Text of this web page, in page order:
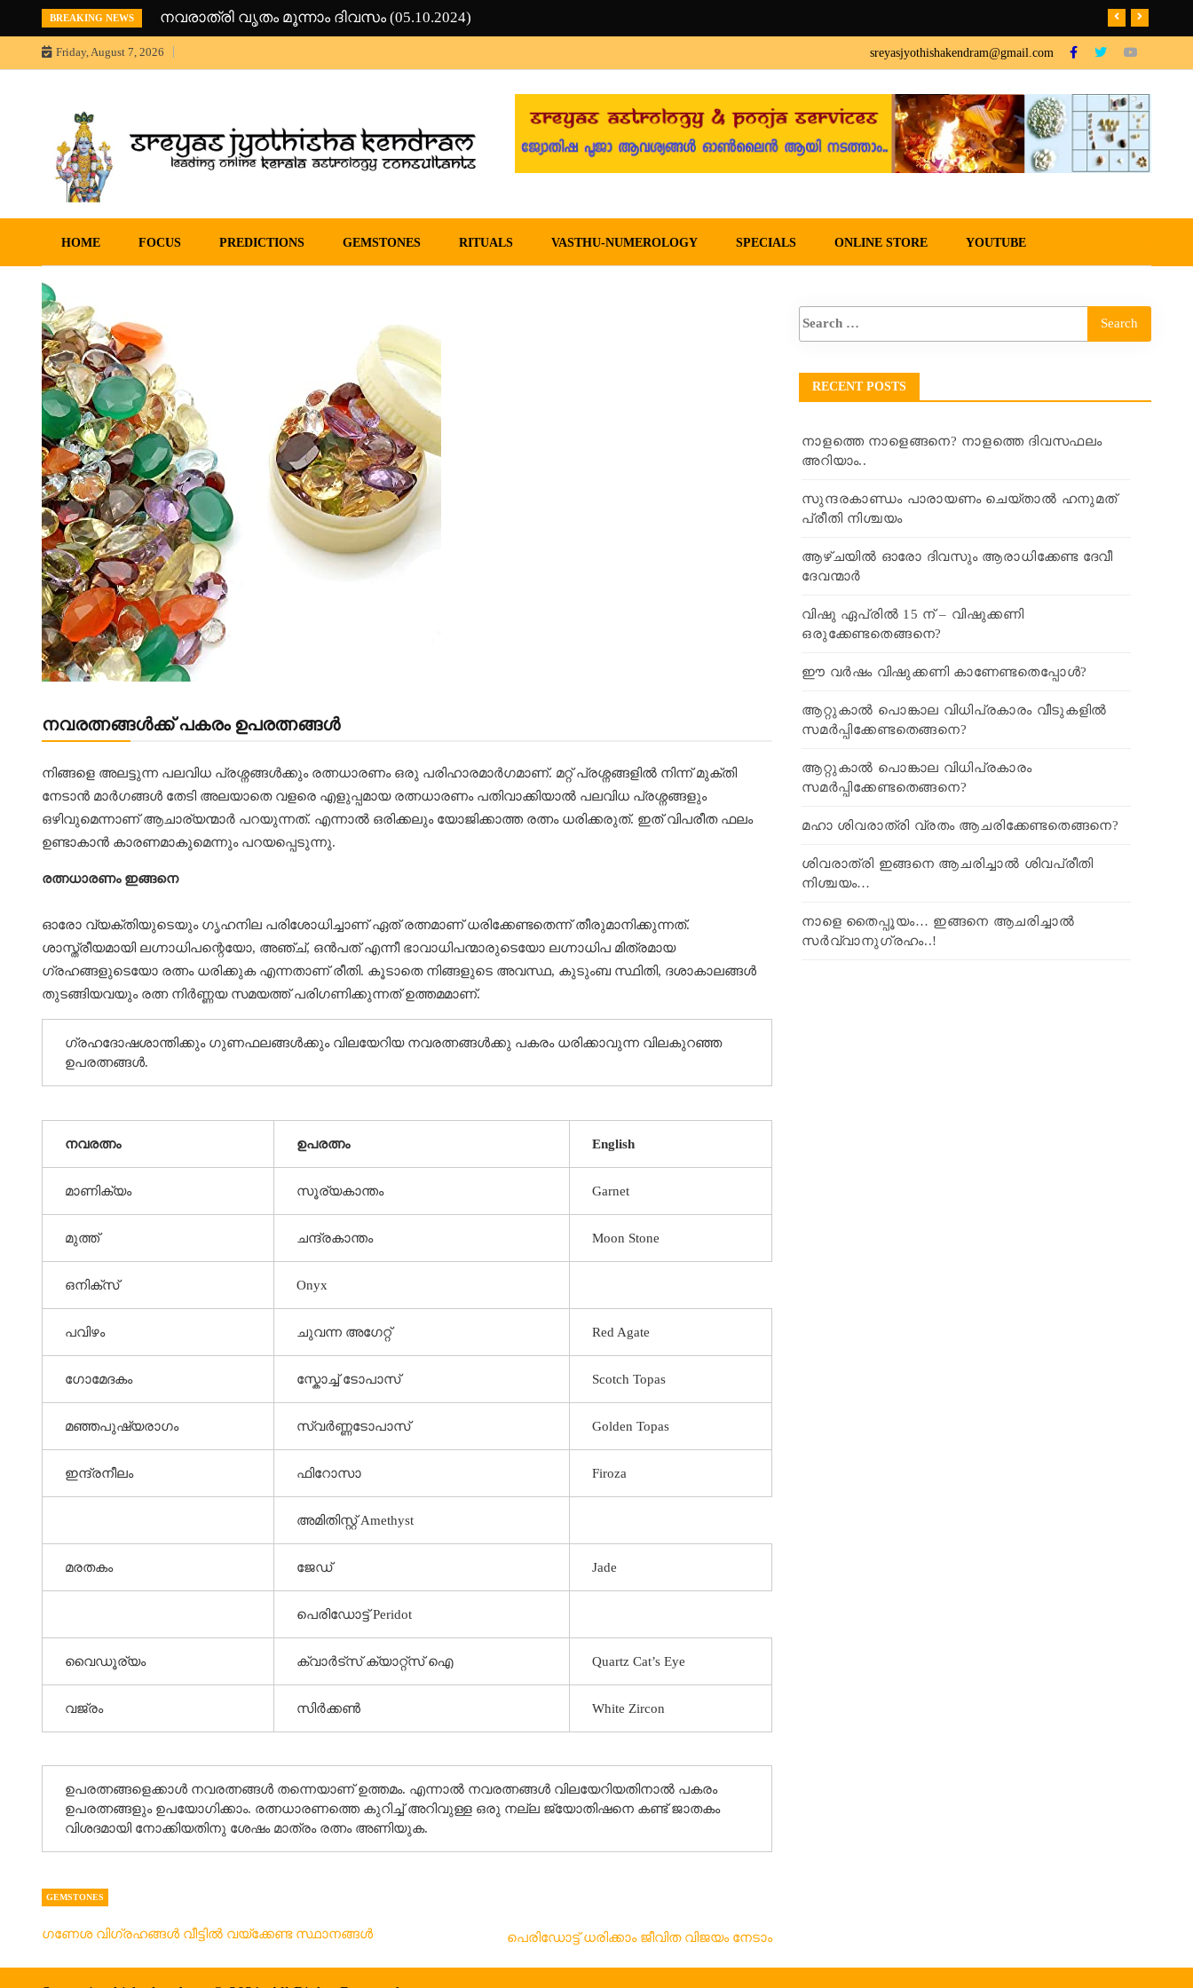
BREAKING NEWS നവരാത്രി വൃതം മൂന്നാം ദിവസം (05.10.2024)
Friday, August 7, 2026 sreyasjyothishakendram@gmail.com
Sreyas Jyothisha Kendram
Sreyas Jyothisha KendramOnline Astrology, Articles in Malayalam –
sreyas jyothisha kendram
HOME FOCUS PREDICTIONS GEMSTONES RITUALS VASTHU-NUMEROLOGY SPECIALS ONLINE STORE YOUTUBE
നവരത്നങ്ങൾക്ക് പകരം ഉപരത്നങ്ങൾ
നിങ്ങളെ അലട്ടുന്ന പലവിധ പ്രശ്നങ്ങള്‍ക്കും രത്നധാരണം ഒരു പരിഹാരമാര്‍ഗമാണ്. മറ്റ് പ്രശ്നങ്ങളിൽ നിന്ന് മുക്തി
നേടാൻ മാര്‍ഗങ്ങള്‍ തേടി അലയാതെ വളരെ എളുപ്പമായ രത്നധാരണം പതിവാക്കിയാൽ പലവിധ പ്രശ്നങ്ങളും
ഒഴിവുമെന്നാണ് ആചാര്യന്മാര്‍ പറയുന്നത്. എന്നാൽ ഒരിക്കലും യോജിക്കാത്ത രത്നം ധരിക്കരുത്. ഇത് വിപരീത ഫലം
ഉണ്ടാകാൻ കാരണമാകുമെന്നും പറയപ്പെടുന്നു.
രത്നധാരണം ഇങ്ങനെ
ഓരോ വ്യക്തിയുടെയും ഗൃഹനില പരിശോധിച്ചാണ് ഏത് രത്നമാണ് ധരിക്കേണ്ടതെന്ന് തീരുമാനിക്കുന്നത്.
ശാസ്ത്രീയമായി ലഗ്നാധിപന്റെയോ, അഞ്ച്, ഒന്‍പത് എന്നീ ഭാവാധിപന്മാരുടെയോ ലഗ്നാധിപ മിത്രമായ
ഗ്രഹങ്ങളുടെയോ രത്നം ധരിക്കുക എന്നതാണ് രീതി. കൂടാതെ നിങ്ങളുടെ അവസ്ഥ, കുടുംബ സ്ഥിതി, ദശാകാലങ്ങള്‍
തുടങ്ങിയവയും രത്ന നിര്‍ണ്ണയ സമയത്ത് പരിഗണിക്കുന്നത് ഉത്തമമാണ്.
ഗ്രഹദോഷശാന്തിക്കും ഗുണഫലങ്ങൾക്കും വിലയേറിയ നവരത്നങ്ങൾക്കു പകരം ധരിക്കാവുന്ന വിലകുറഞ്ഞ
ഉപരത്നങ്ങൾ.
നവരത്നം ഉപരത്നം English
മാണിക്യം സൂര്യകാന്തം Garnet
മുത്ത് ചന്ദ്രകാന്തം Moon Stone
ഒനിക്സ് Onyx
പവിഴം ചുവന്ന അഗേറ്റ് Red Agate
ഗോമേദകം സ്കോച്ച് ടോപാസ് Scotch Topas
മഞ്ഞപുഷ്യരാഗം സ്വർണ്ണടോപാസ് Golden Topas
ഇന്ദ്രനീലം ഫിറോസാ Firoza
അമിതിസ്റ്റ് Amethyst
മരതകം ജേഡ് Jade
പെരിഡോട്ട് Peridot
വൈഡൂര്യം ക്വാർട്സ് ക്യാറ്റ്സ് ഐ Quartz Cat’s Eye
വജ്രം സിർക്കൺ White Zircon
ഉപരത്നങ്ങളെക്കാൾ നവരത്നങ്ങൾ തന്നെയാണ് ഉത്തമം. എന്നാൽ നവരത്നങ്ങൾ വിലയേറിയതിനാൽ പകരം
ഉപരത്നങ്ങളും ഉപയോഗിക്കാം. രത്നധാരണത്തെ കുറിച്ച് അറിവുള്ള ഒരു നല്ല ജ്യോതിഷനെ കണ്ട് ജാതകം
വിശദമായി നോക്കിയതിനു ശേഷം മാത്രം രത്നം അണിയുക.
GEMSTONES
ഗണേശ വിഗ്രഹങ്ങള്‍ വീട്ടില്‍ വയ്ക്കേണ്ട സ്ഥാനങ്ങള്‍ പെരിഡോട്ട് ധരിക്കാം ജീവിത വിജയം നേടാം
RECENT POSTS
നാളത്തെ നാളെങ്ങനെ? നാളത്തെ ദിവസഫലം
അറിയാം..
സുന്ദരകാണ്ഡം പാരായണം ചെയ്താൽ ഹനുമത്
പ്രീതി നിശ്ചയം
ആഴ്ചയിൽ ഓരോ ദിവസും ആരാധിക്കേണ്ട ദേവീ
ദേവന്മാർ
വിഷു ഏപ്രിൽ 15 ന് – വിഷുക്കണി
ഒരുക്കേണ്ടതെങ്ങനെ?
ഈ വർഷം വിഷുക്കണി കാണേണ്ടതെപ്പോൾ?
ആറ്റുകാൽ പൊങ്കാല വിധിപ്രകാരം വീടുകളിൽ
സമർപ്പിക്കേണ്ടതെങ്ങനെ?
ആറ്റുകാൽ പൊങ്കാല വിധിപ്രകാരം
സമർപ്പിക്കേണ്ടതെങ്ങനെ?
മഹാ ശിവരാത്രി വ്രതം ആചരിക്കേണ്ടതെങ്ങനെ?
ശിവരാത്രി ഇങ്ങനെ ആചരിച്ചാൽ ശിവപ്രീതി
നിശ്ചയം…
നാളെ തൈപ്പൂയം… ഇങ്ങനെ ആചരിച്ചാൽ
സർവ്വാനുഗ്രഹം..!